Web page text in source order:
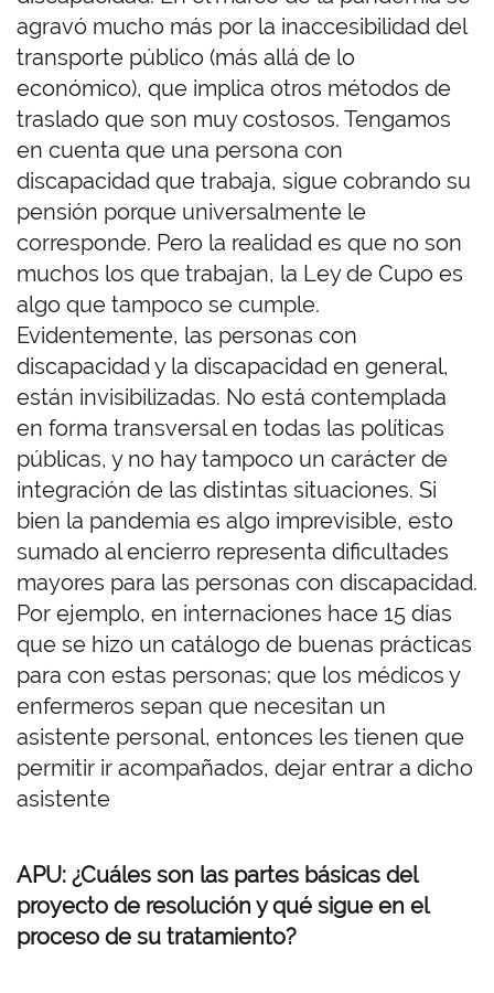
agravó mucho más por la inaccesibilidad del
transporte público (más allá de lo
económico), que implica otros métodos de
traslado que son muy costosos. Tengamos
en cuenta que una persona con
discapacidad que trabaja, sigue cobrando su
pensión porque universalmente le
corresponde. Pero la realidad es que no son
muchos los que trabajan, la Ley de Cupo es
algo que tampoco se cumple.
Evidentemente, las personas con
discapacidad y la discapacidad en general,
están invisibilizadas. No está contemplada
en forma transversal en todas las políticas
públicas, y no hay tampoco un carácter de
integración de las distintas situaciones. Si
bien la pandemia es algo imprevisible, esto
sumado al encierro representa dificultades
mayores para las personas con discapacidad.
Por ejemplo, en internaciones hace 15 días
que se hizo un catálogo de buenas prácticas
para con estas personas; que los médicos y
enfermeros sepan que necesitan un
asistente personal, entonces les tienen que
permitir ir acompañados, dejar entrar a dicho
asistente
APU: ¿Cuáles son las partes básicas del
proyecto de resolución y qué sigue en el
proceso de su tratamiento?